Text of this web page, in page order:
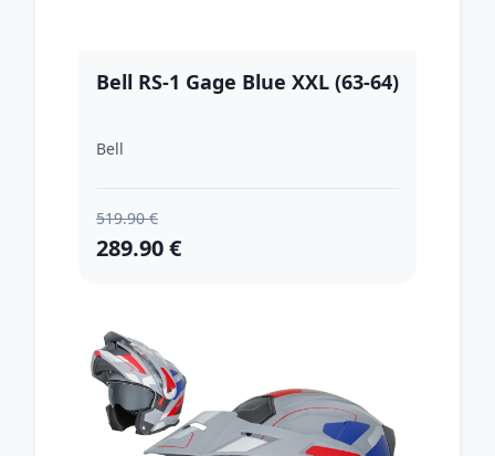
Bell RS-1 Gage Blue XXL (63-64)
Bell
519.90 €
289.90 €